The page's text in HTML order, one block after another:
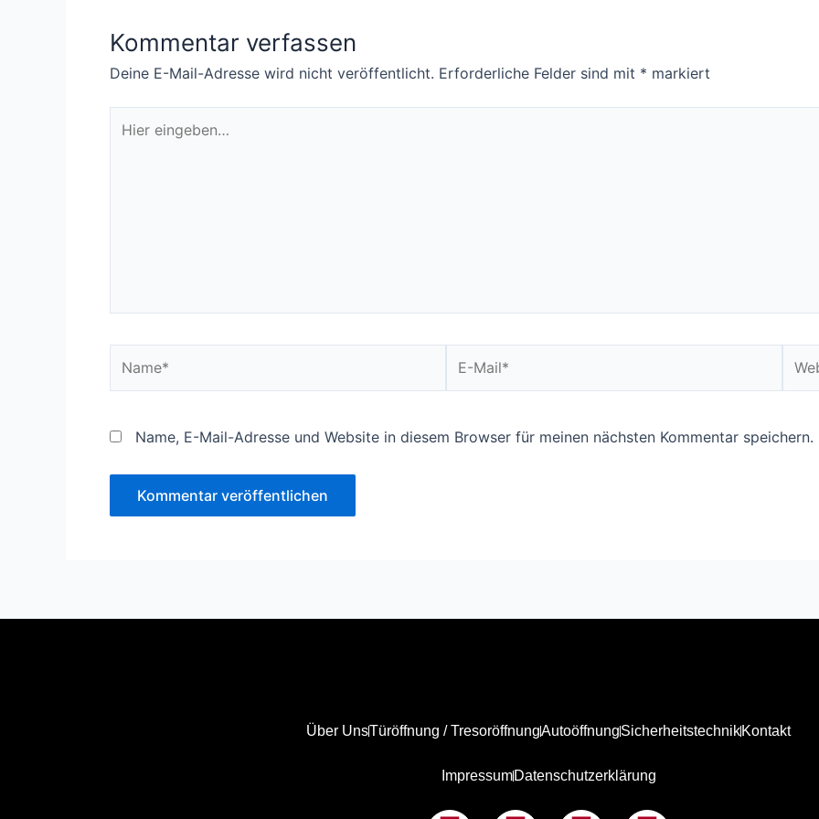
Kommentar verfassen
Deine E-Mail-Adresse wird nicht veröffentlicht. Erforderliche Felder sind mit * markiert
eingeben…
Mail*
Name, E-Mail-Adresse und Website in diesem Browser für meinen nächsten Kommentar speichern.
Über UnsTüröffnung / TresoröffnungAutoöffnungSicherheitstechnikKontakt
ImpressumDatenschutzerklärung